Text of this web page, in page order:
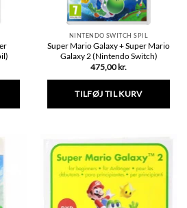
NINTENDO SWITCH SPIL
Super Mario Galaxy + Super Mario
Galaxy 2 (Nintendo Switch)
475,00 kr.
TILFØJ TIL KURV